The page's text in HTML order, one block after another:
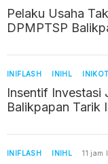
Pelaku Usaha
DPMPTSP
INIFLASH INIHL
Insentif Investasi
Balikpapan Tarik
INIFLASH INIHL 11 jam